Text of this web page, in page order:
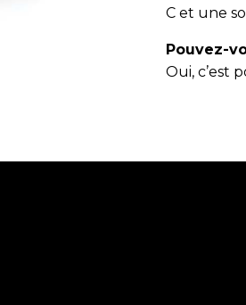
C et une
Pouvez-
Oui, c’est